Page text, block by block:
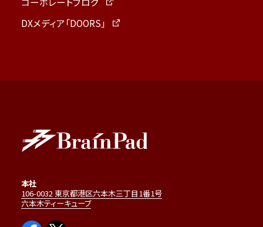
DXメディア「DOORS」
本社
106-0032 東京都港区六本木三丁目1番1号
六本木ティーキューブ